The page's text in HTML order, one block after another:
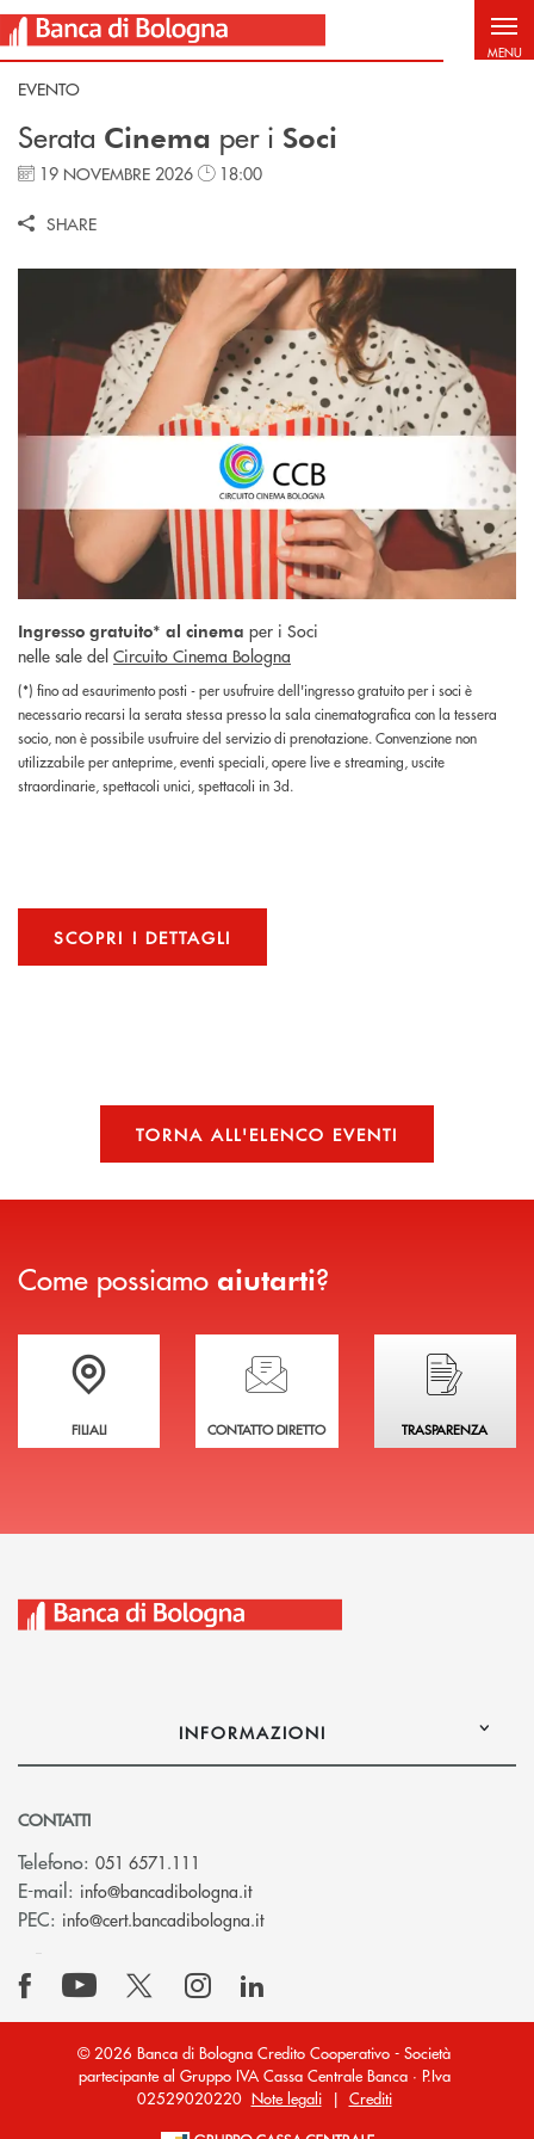
Salta al contenuto principale
MENU
EVENTO
Serata Cinema per i Soci
19 NOVEMBRE 2026 18:00
SHARE
Ingresso gratuito* al cinema per i Soci
nelle sale del Circuito Cinema Bologna
(*) fino ad esaurimento posti - per usufruire dell'ingresso gratuito per i soci è
necessario recarsi la serata stessa presso la sala cinematografica con la tessera
socio, non è possibile usufruire del servizio di prenotazione. Convenzione non
utilizzabile per anteprime, eventi speciali, opere live e streaming, uscite
straordinarie, spettacoli unici, spettacoli in 3d.
SCOPRI I DETTAGLI
TORNA ALL'ELENCO EVENTI
Come possiamo aiutarti?
Trova la filiale più vicina a te
FILIALI
Hai bisogno di assistenza immediata?
CONTATTO DIRETTO
Hai bisogno di
TRASPARENZA
INFORMAZIONI
CONTATTI
Telefono: 051 6571.111
E-mail: info@bancadibologna.it(si apre l’app di posta elettronica)
PEC: info@cert.bancadibologna.it(si apre l’app di posta
© 2026 Banca di Bologna Credito Cooperativo - Società
partecipante al Gruppo IVA Cassa Centrale Banca · P.Iva
02529020220 Note legali| Crediti